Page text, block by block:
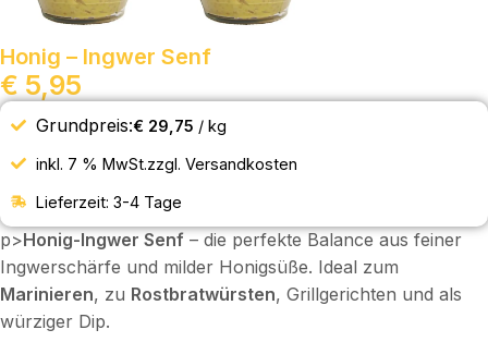
Honig – Ingwer Senf
€ 5,95
Grundpreis:€ 29,75 / kg
inkl. 7 % MwSt.zzgl. Versandkosten
Lieferzeit: 3-4 Tage
p>Honig-Ingwer Senf – die perfekte Balance aus feiner
Ingwerschärfe und milder Honigsüße. Ideal zum
Marinieren, zu Rostbratwürsten, Grillgerichten und als
würziger Dip.